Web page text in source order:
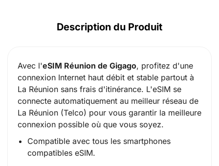
Description du Produit
Avec l'eSIM Réunion de Gigago, profitez d'une
connexion Internet haut débit et stable partout à
La Réunion sans frais d'itinérance. L'eSIM se
connecte automatiquement au meilleur réseau de
La Réunion (Telco) pour vous garantir la meilleure
connexion possible où que vous soyez.
Compatible avec tous les smartphones
compatibles eSIM.